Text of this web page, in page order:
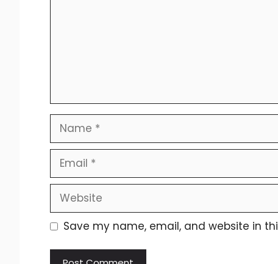
Save my name, email, and website in